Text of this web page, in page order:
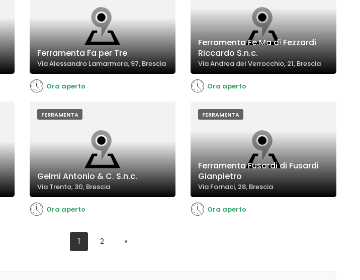
Ferramenta Fa per Tre
Via Alessandro Lamarmora, 97, Brescia
Ora aperto
Ferramenta Fe.Ma di Fezzardi
Riccardo S.n.c.
Via Andrea del Verrocchio, 21, Brescia
Ora aperto
FERRAMENTA
Gelmi Antonio & C. S.n.c.
Via Trento, 30, Brescia
Ora aperto
FERRAMENTA
Ferramenta Fusardi di Fusardi
Gianpietro
Via Fornaci, 28, Brescia
Ora aperto
1 2 »